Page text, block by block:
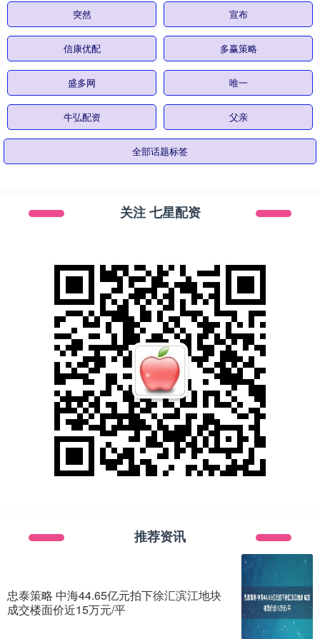
突然 宣布
信康优配 多赢策略
盛多网 唯一
牛弘配资 父亲
全部话题标签
关注 七星配资
推荐资讯
忠泰策略 中海44.65亿元拍下徐汇滨江地块
成交楼面价近15万元/平